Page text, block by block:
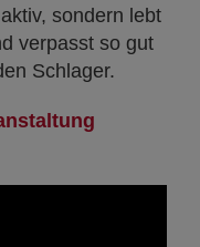
sondern lebt
verpasst so gut
Schlager.